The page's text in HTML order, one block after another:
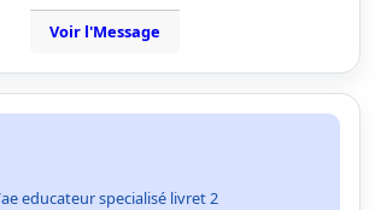
Voir l'Message
educateur specialisé livret 2